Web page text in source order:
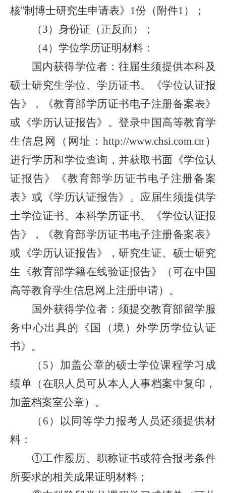
核”制博士研究生申请表》 1份（附件1）；
（3）身份证（正反面）；
（4）学位学历证明材料：
国内获得学位者：往届生须提供本科及
硕士研究生学位、学历证书、《学位认证报
告》，《教育部学历证书电子注册备案表》
或《学历认证报告》。登录中国高等教育学
生信息网（网址： http://www.chsi.com.cn ）
进行学历和学位查询，并获取书面《学位认
证报告》《教育部学历证书电子注册备案
表》或《学历认证报告》。应届生须提供学
士学位证书、本科学历证书、《学位认证报
告》，《教育部学历证书电子注册备案表》
或《学历认证报告》，研究生证、硕士研究
生《教育部学籍在线验证报告》（可在中国
高等教育学生信息网上注册申请）。
国外获得学位者：须提交教育部留学服
务中心出具的《国（境）外学历学位认证
书》。
（ 5 ）加盖公章的硕士学位课程学习成
绩单（在职人员可从本人人事档案中复印，
加盖档案室公章）。
（ 6 ）以同等学力报考人员还须提供材
料：
①工作履历、职称证书或符合报考条件
所要求的相关成果证明材料；